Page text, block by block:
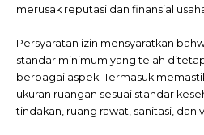
merusak reputasi dan finansial
Persyaratan izin mensyaratkan
standar minimum yang telah
berbagai aspek. Termasuk
ukuran ruangan sesuai standar
tindakan, ruang rawat, sanitasi, dan